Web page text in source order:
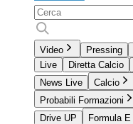
Video Pressing
Live
Diretta Calcio
News Live
Calcio
Probabili Formazioni
Drive UP
Formula E